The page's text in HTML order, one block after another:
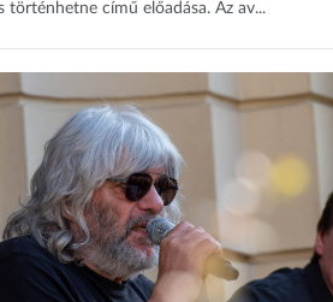
történhetne című előadása. Az av...